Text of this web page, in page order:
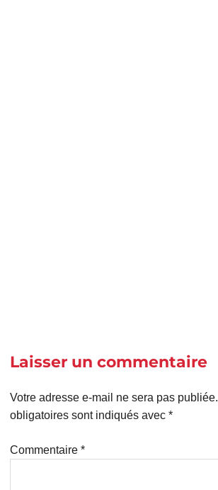
Laisser un commentaire
Votre adresse e-mail ne sera pas publiée.
obligatoires sont indiqués avec *
Commentaire *